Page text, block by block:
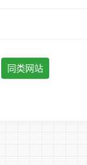
同类网站